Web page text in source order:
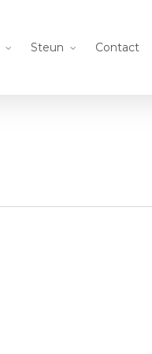
Steun Contact